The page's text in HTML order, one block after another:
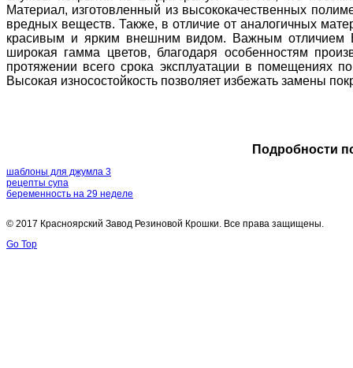
Материал, изготовленный из высококачественных
вредных веществ. Также, в отличие от аналогичных
красивым и ярким внешним видом. Важным отличием
широкая гамма цветов, благодаря особенностям
протяжении всего срока эксплуатации в помещениях
Высокая износостойкость позволяет избежать замены
Подробности
шаблоны для джумла 3
рецепты супа
беременность на 29 неделе
© 2017 Красноярский Завод Резиновой Крошки. Все права защищены.
Go Top